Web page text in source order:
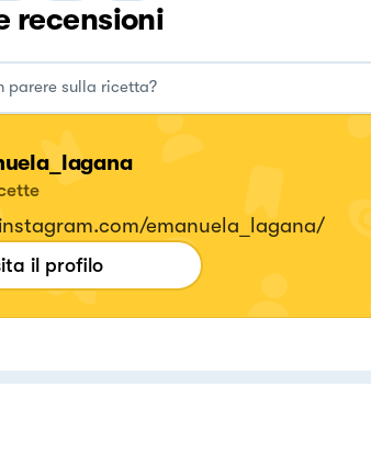
recensioni
emanuela_lagana/
il profilo